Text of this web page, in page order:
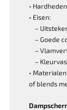
•
• Eisen:
–
– Goede
–
–
•
of blends